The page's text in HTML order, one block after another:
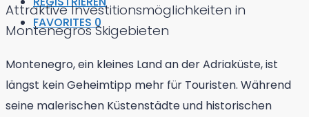
FAVORITES 0
Attraktive Investitionsmöglichkeiten in
Montenegros Skigebieten
Montenegro, ein kleines Land an der Adriaküste, ist
längst kein Geheimtipp mehr für Touristen. Während
seine malerischen Küstenstädte und historischen